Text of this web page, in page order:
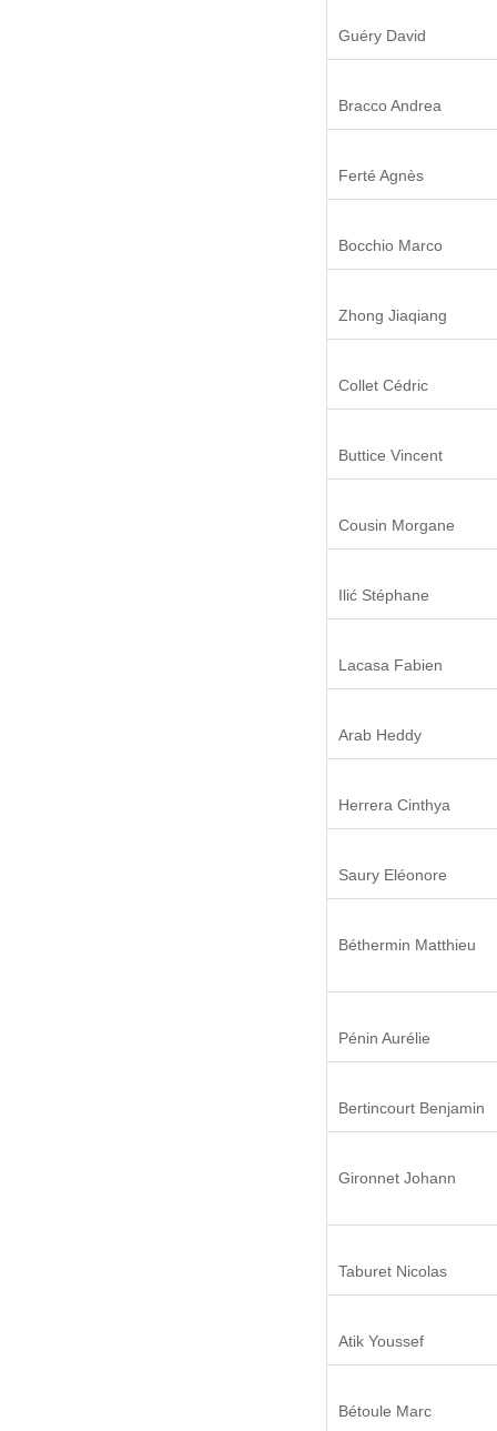
Guéry David
Bracco Andrea
Ferté Agnès
Bocchio Marco
Zhong Jiaqiang
Collet Cédric
Buttice Vincent
Cousin Morgane
Ilić Stéphane
Lacasa Fabien
Arab Heddy
Herrera Cinthya
Saury Eléonore
Béthermin Matthieu
Pénin Aurélie
Bertincourt Benjamin
Gironnet Johann
Taburet Nicolas
Atik Youssef
Bétoule Marc